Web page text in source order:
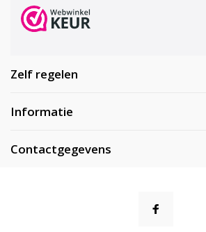
Zelf regelen
Informatie
Contactgegevens